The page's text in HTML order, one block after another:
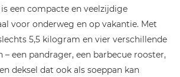
een compacte en veelzijdige
voor onderweg en op vakantie. Met
5,5 kilogram en vier verschillende
– een pandrager, een barbecue rooster,
deksel dat ook als soeppan kan